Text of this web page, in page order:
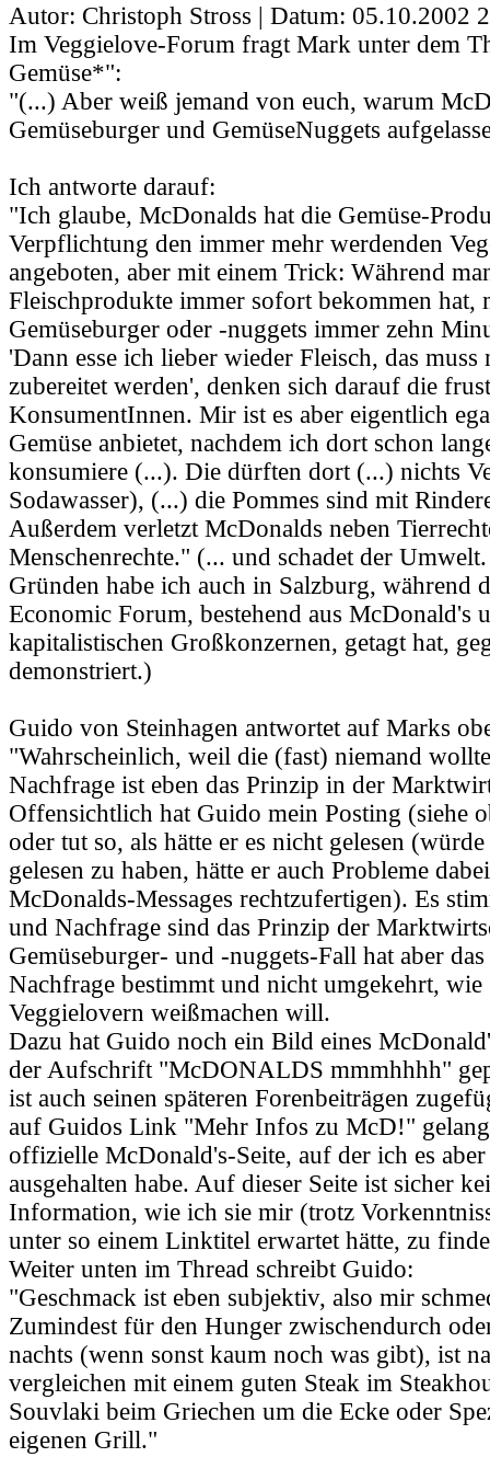
Autor: Christoph Stross | Datum: 05.10.2002
Im Veggielove-Forum fragt Mark unter dem
Gemüse*":
"(...) Aber weiß jemand von euch, warum
Gemüseburger und GemüseNuggets
Ich antworte darauf:
"Ich glaube, McDonalds hat die Gemüse-
Verpflichtung den immer mehr werdenden
angeboten, aber mit einem Trick: Während
Fleischprodukte immer sofort bekommen hat,
Gemüseburger oder -nuggets immer zehn
'Dann esse ich lieber wieder Fleisch, das muss
zubereitet werden', denken sich darauf die
KonsumentInnen. Mir ist es aber eigentlich
Gemüse anbietet, nachdem ich dort schon
konsumiere (...). Die dürften dort (...) nichts
Sodawasser), (...) die Pommes sind mit
Außerdem verletzt McDonalds neben
Menschenrechte." (... und schadet der
Gründen habe ich auch in Salzburg, während
Economic Forum, bestehend aus McDonald's
kapitalistischen Großkonzernen, getagt hat,
demonstriert.)
Guido von Steinhagen antwortet auf Marks
"Wahrscheinlich, weil die (fast) niemand
Nachfrage ist eben das Prinzip in der
Offensichtlich hat Guido mein Posting (siehe
oder tut so, als hätte er es nicht gelesen
gelesen zu haben, hätte er auch Probleme
McDonalds-Messages rechtzufertigen). Es
und Nachfrage sind das Prinzip der
Gemüseburger- und -nuggets-Fall hat aber
Nachfrage bestimmt und nicht umgekehrt,
Veggielovern weißmachen will.
Dazu hat Guido noch ein Bild eines
der Aufschrift "McDONALDS mmmhhhh"
ist auch seinen späteren Forenbeiträgen
auf Guidos Link "Mehr Infos zu McD!"
offizielle McDonald's-Seite, auf der ich es
ausgehalten habe. Auf dieser Seite ist sicher
Information, wie ich sie mir (trotz
unter so einem Linktitel erwartet hätte, zu
Weiter unten im Thread schreibt Guido:
"Geschmack ist eben subjektiv, also mir
Zumindest für den Hunger zwischendurch
nachts (wenn sonst kaum noch was gibt), ist
vergleichen mit einem guten Steak im
Souvlaki beim Griechen um die Ecke oder
eigenen Grill."